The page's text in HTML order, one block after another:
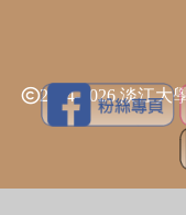
2024-2026 淡江大